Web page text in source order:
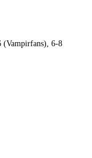
(Vampirfans), 6-8